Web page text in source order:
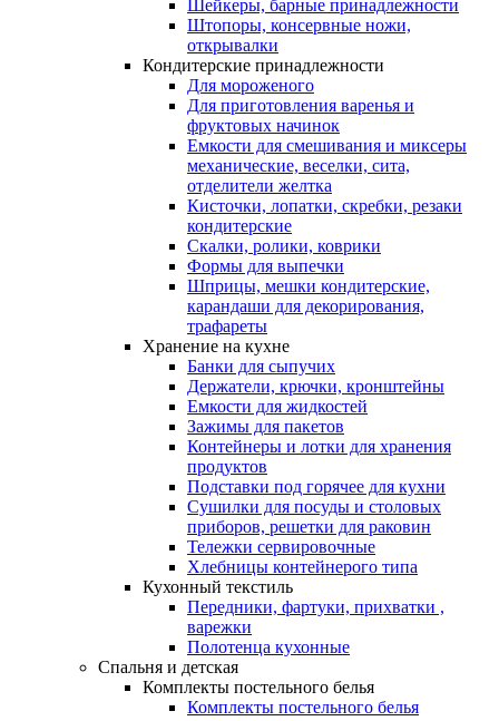
Шейкеры, барные принадлежности
Штопоры, консервные ножи,
открывалки
Кондитерские принадлежности
Для мороженого
Для приготовления варенья и
фруктовых начинок
Емкости для смешивания и миксеры
механические, веселки, сита,
отделители желтка
Кисточки, лопатки, скребки, резаки
кондитерские
Скалки, ролики, коврики
Формы для выпечки
Шприцы, мешки кондитерские,
карандаши для декорирования,
трафареты
Хранение на кухне
Банки для сыпучих
Держатели, крючки, кронштейны
Емкости для жидкостей
Зажимы для пакетов
Контейнеры и лотки для хранения
продуктов
Подставки под горячее для кухни
Сушилки для посуды и столовых
приборов, решетки для раковин
Тележки сервировочные
Хлебницы контейнерого типа
Кухонный текстиль
Передники, фартуки, прихватки ,
варежки
Полотенца кухонные
Спальня и детская
Комплекты постельного белья
Комплекты постельного белья